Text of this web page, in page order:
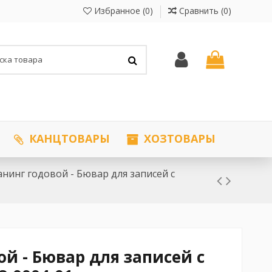
Избранное (0) Сравнить (0)
ХОЗТОВАРЫ
КАНЦТОВАРЫ
годовой - Бювар для записей с
- Бювар для записей с